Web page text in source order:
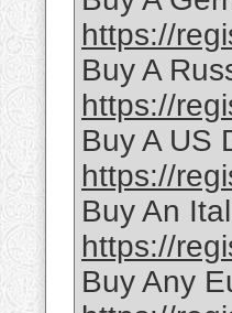
https://
Buy A
https://
Buy A US
https://
Buy An
https://
Buy Any